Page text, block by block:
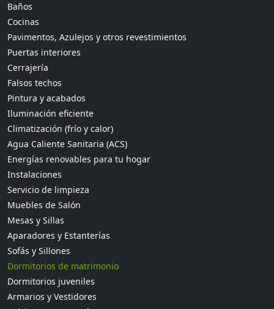
Baños
Cocinas
Pavimentos, Azulejos y otros revestimientos
Puertas interiores
Cerrajería
Falsos techos
Pintura y acabados
Iluminación eficiente
Climatización (frío y calor)
Agua Caliente Sanitaria (ACS)
Energías renovables para tu hogar
Instalaciones
Servicio de limpieza
Muebles de Salón
Mesas y Sillas
Aparadores y Estanterías
Sofás y Sillones
Dormitorios de matrimonio
Dormitorios juveniles
Armarios y Vestidores